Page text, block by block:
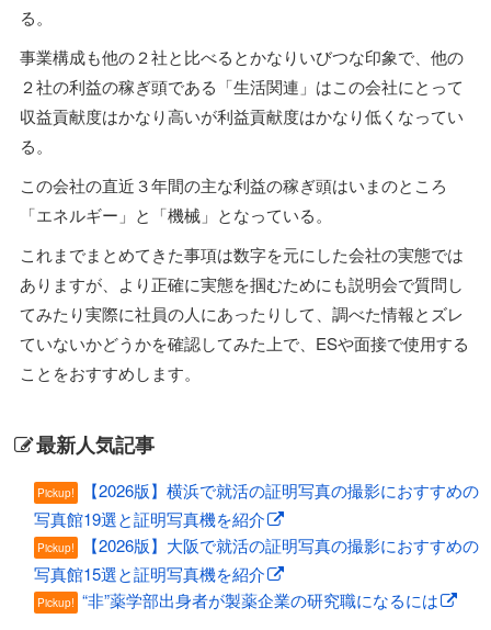
る。
事業構成も他の２社と比べるとかなりいびつな印象で、他の
２社の利益の稼ぎ頭である「生活関連」はこの会社にとって
収益貢献度はかなり高いが利益貢献度はかなり低くなってい
る。
この会社の直近３年間の主な利益の稼ぎ頭はいまのところ
「エネルギー」と「機械」となっている。
これまでまとめてきた事項は数字を元にした会社の実態では
ありますが、より正確に実態を掴むためにも説明会で質問し
てみたり実際に社員の人にあったりして、調べた情報とズレ
ていないかどうかを確認してみた上で、ESや面接で使用する
ことをおすすめします。
最新人気記事
Pickup!
【2026版】横浜で就活の証明写真の撮影におすすめの
写真館19選と証明写真機を紹介
Pickup!
【2026版】大阪で就活の証明写真の撮影におすすめの
写真館15選と証明写真機を紹介
Pickup! “非”薬学部出身者が製薬企業の研究職になるには